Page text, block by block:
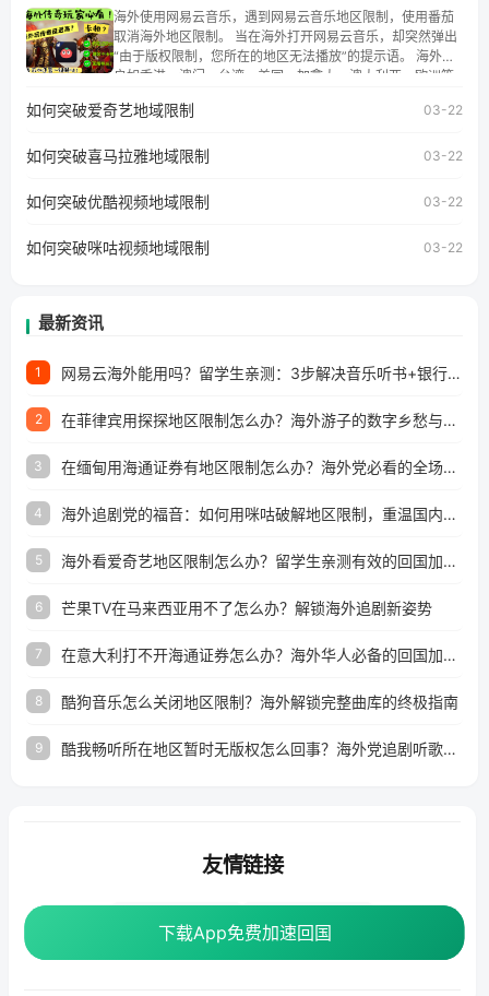
朋友们，使用番茄回国加速器，即可解决「海外用户收听腾
讯视频地区版权限制」的问题，无论人在香港、澳门、台
湾、美国、加拿大、澳大利亚、欧洲等国家和地区工作、留
学、定居等，都可以使用，不再因地区和版权限制所困扰。
海外使用网易云音乐，遇到网易云音乐地区限制，使用番茄
取消海外地区限制。 当在海外打开网易云音乐，却突然弹出
“由于版权限制，您所在的地区无法播放”的提示语。 海外用
户如香港、澳门、台湾、美国、加拿大、澳大利亚、欧洲等
地区及版权限制问题，且仅能在中国大陆地区播放。 遇到这
户收听网易云音乐地区版权限制」的问题，无论人在香港、
工作、留学、定居等，都可以使用，不再因地区和版权限制
所困扰。
如何突破爱奇艺地域限制 03-22
如何突破喜马拉雅地域限制 03-22
如何突破优酷视频地域限制 03-22
如何突破咪咕视频地域限制 03-22
最新资讯
1 网易云海外能用吗？留学生亲测：3步解决音乐听书+银行视频地区限制
2 在菲律宾用探探地区限制怎么办？海外游子的数字乡愁与破局之道
3 在缅甸用海通证券有地区限制怎么办？海外党必看的全场景回国加速指南
4 海外追剧党的福音：如何用咪咕破解地区限制，重温国内精彩
5 海外看爱奇艺地区限制怎么办？留学生亲测有效的回国加速器选择指南
6 芒果TV在马来西亚用不了怎么办？解锁海外追剧新姿势
7 在意大利打不开海通证券怎么办？海外华人必备的回国加速指南（附2026世界杯观赛秘籍）
8 酷狗音乐怎么关闭地区限制？海外解锁完整曲库的终极指南
9 酷我畅听所在地区暂时无版权怎么回事？海外党追剧听歌的破局指南
下载App免费加速回国
下载App免费加速回国
友情链接